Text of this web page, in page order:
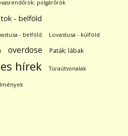
polgárőrök
- belföld
- belföld Lovastusa - külföld
overdose Paták; lábak
hírek Túraútvonalak